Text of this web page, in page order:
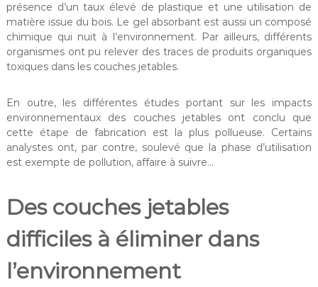
présence d’un taux élevé de plastique et une utilisation de
matière issue du bois. Le gel absorbant est aussi un composé
chimique qui nuit à l’environnement. Par ailleurs, différents
organismes ont pu relever des traces de produits organiques
toxiques dans les couches jetables.
En outre, les différentes études portant sur les impacts
environnementaux des couches jetables ont conclu que
cette étape de fabrication est la plus pollueuse. Certains
analystes ont, par contre, soulevé que la phase d’utilisation
est exempte de pollution, affaire à suivre…
Des couches jetables
difficiles à éliminer dans
l’environnement